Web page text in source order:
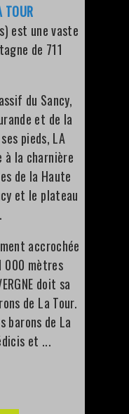
TOUR
est une vaste
de 711
du Sancy,
et de la
pieds, LA
à la charnière
de la Haute
et le plateau
accrochée
000 mètres
doit sa
de La Tour.
barons de La
et ...